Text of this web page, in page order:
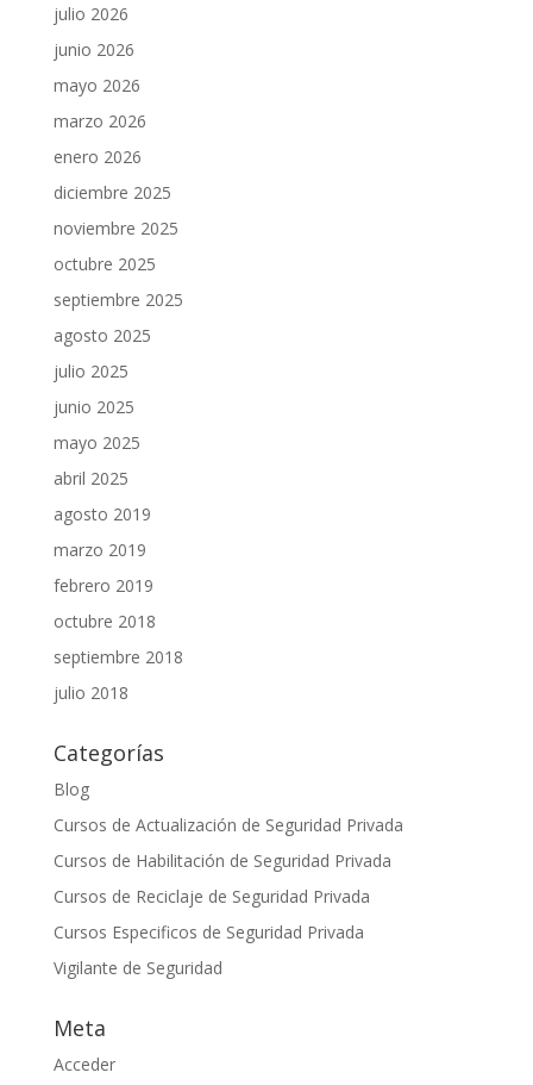
julio 2026
junio 2026
mayo 2026
marzo 2026
enero 2026
diciembre 2025
noviembre 2025
octubre 2025
septiembre 2025
agosto 2025
julio 2025
junio 2025
mayo 2025
abril 2025
agosto 2019
marzo 2019
febrero 2019
octubre 2018
septiembre 2018
julio 2018
Categorías
Blog
Cursos de Actualización de Seguridad Privada
Cursos de Habilitación de Seguridad Privada
Cursos de Reciclaje de Seguridad Privada
Cursos Especificos de Seguridad Privada
Vigilante de Seguridad
Meta
Acceder